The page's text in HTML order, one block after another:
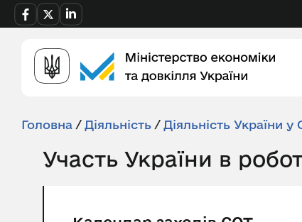
Головна / Діяльність / Діяльність України у
Участь України в